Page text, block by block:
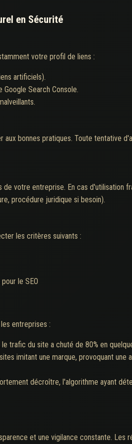
en Sécurité
votre profil de liens :
artificiels).
Search Console.
bonnes pratiques. Toute tentative
votre entreprise. En cas d'utilisation
procédure juridique si besoin).
les critères suivants :
le SEO
entreprises :
trafic du site a chuté de 80% en
imitant une marque, provoquant une
décroître, l'algorithme ayant
et une vigilance constante. Les